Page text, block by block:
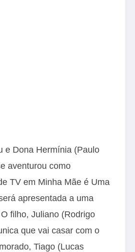
e Dona Hermínia (Paulo
aventurou como
TV em Minha Mãe é Uma
apresentada a uma
filho, Juliano (Rodrigo
que vai casar com o
Tiago (Lucas